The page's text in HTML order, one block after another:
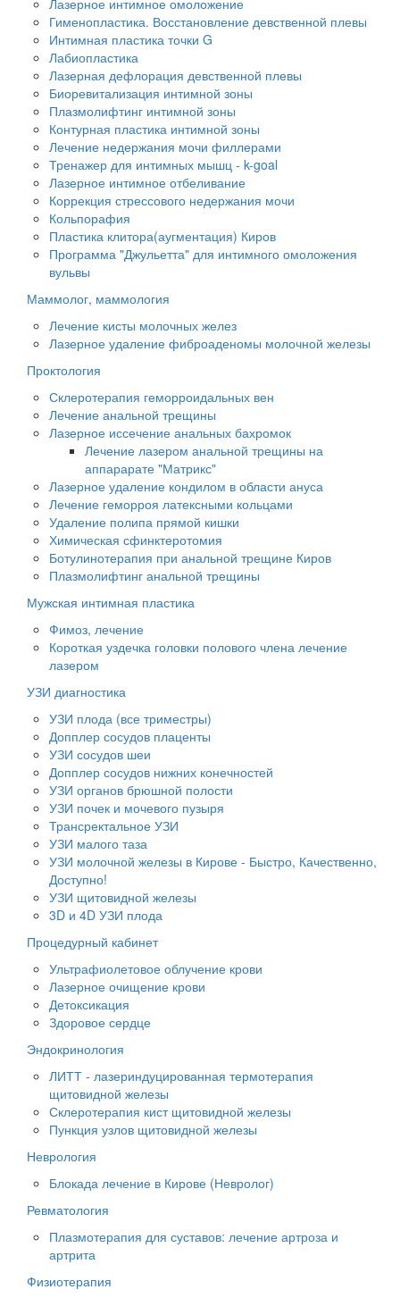
Лазерное интимное омоложение
Гименопластика. Восстановление девственной плевы
Интимная пластика точки G
Лабиопластика
Лазерная дефлорация девственной плевы
Биоревитализация интимной зоны
Плазмолифтинг интимной зоны
Контурная пластика интимной зоны
Лечение недержания мочи филлерами
Тренажер для интимных мышц - k-goal
Лазерное интимное отбеливание
Коррекция стрессового недержания мочи
Кольпорафия
Пластика клитора(аугментация) Киров
Программа "Джульетта" для интимного омоложения
вульвы
Маммолог, маммология
Лечение кисты молочных желез
Лазерное удаление фиброаденомы молочной железы
Проктология
Склеротерапия геморроидальных вен
Лечение анальной трещины
Лазерное иссечение анальных бахромок
Лечение лазером анальной трещины на
аппарарате "Матрикс"
Лазерное удаление кондилом в области ануса
Лечение геморроя латексными кольцами
Удаление полипа прямой кишки
Химическая сфинктеротомия
Ботулинотерапия при анальной трещине Киров
Плазмолифтинг анальной трещины
Мужская интимная пластика
Фимоз, лечение
Короткая уздечка головки полового члена лечение
лазером
УЗИ диагностика
УЗИ плода (все триместры)
Допплер сосудов плаценты
УЗИ сосудов шеи
Допплер сосудов нижних конечностей
УЗИ органов брюшной полости
УЗИ почек и мочевого пузыря
Трансректальное УЗИ
УЗИ малого таза
УЗИ молочной железы в Кирове - Быстро, Качественно,
Доступно!
УЗИ щитовидной железы
3D и 4D УЗИ плода
Процедурный кабинет
Ультрафиолетовое облучение крови
Лазерное очищение крови
Детоксикация
Здоровое сердце
Эндокринология
ЛИТТ - лазериндуцированная термотерапия
щитовидной железы
Склеротерапия кист щитовидной железы
Пункция узлов щитовидной железы
Неврология
Блокада лечение в Кирове (Невролог)
Ревматология
Плазмотерапия для суставов: лечение артроза и
артрита
Физиотерапия